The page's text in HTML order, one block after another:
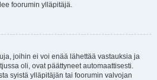
foorumin ylläpitäjä.
joihin ei voi enää lähettää vastauksia ja
oli, ovat päättyneet automaattisesti.
syistä ylläpitäjän tai foorumin valvojan